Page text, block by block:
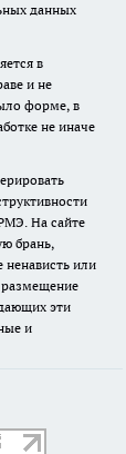
данных
в
и не
форме, в
не иначе
На сайте
брань,
или
размещение
эти
и